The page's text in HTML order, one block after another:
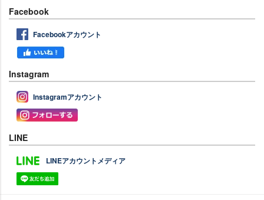
Facebook
Facebookアカウント
Instagram
Instagramアカウント
LINE
LINEアカウントメディア